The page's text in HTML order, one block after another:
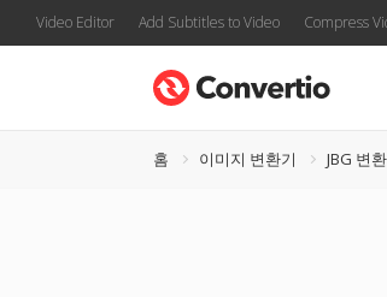
Video Editor Add Subtitles to Video Compress
홈 이미지 변환기 JBG 변